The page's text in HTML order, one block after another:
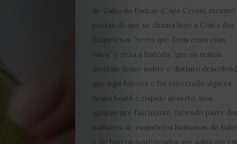
de Cabo do Padrão (Cape Cross), mesmo
portas do que se chama hoje a Costa dos
Esqueletos, “terra que Deus criou com
raiva” e reza a história “que os restos
mortais desse nobre e distinto
que aqui faleceu e foi enterrado algures
nesta hostil e ríspido deserto, mas
igualmente fascinante, fazendo parte
milhares de esqueletos humanos, de
e de barcos naufragados que salpicam